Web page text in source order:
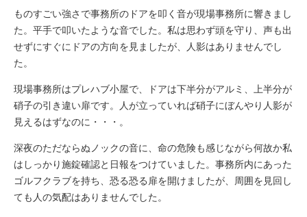
ものすごい強さで事務所のドアを叩く音が現場事務所に響きまし
た。平手で叩いたような音でした。私は思わず頭を守り、声も出
せずにすぐにドアの方向を見ましたが、人影はありませんでし
た。
現場事務所はプレハブ小屋で、ドアは下半分がアルミ、上半分が
硝子の引き違い扉です。人が立っていれば硝子にぼんやり人影が
見えるはずなのに・・・。
深夜のただならぬノックの音に、命の危険も感じながら何故か私
はしっかり施錠確認と日報をつけていました。事務所内にあった
ゴルフクラブを持ち、恐る恐る扉を開けましたが、周囲を見回し
ても人の気配はありませんでした。